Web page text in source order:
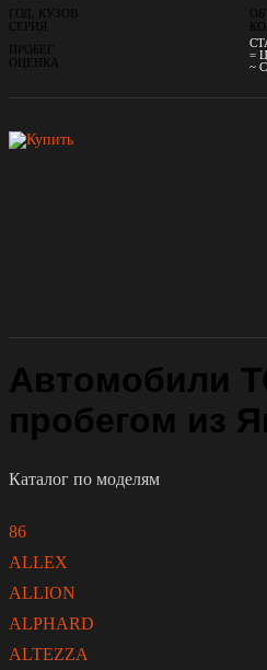
ГОД, КУЗОВ
СЕРИЯ
ПРОБЕГ
ОЦЕНКА
=
~
Автомобили
пробегом из
Каталог по моделям
86
ALLEX
ALLION
ALPHARD
ALTEZZA